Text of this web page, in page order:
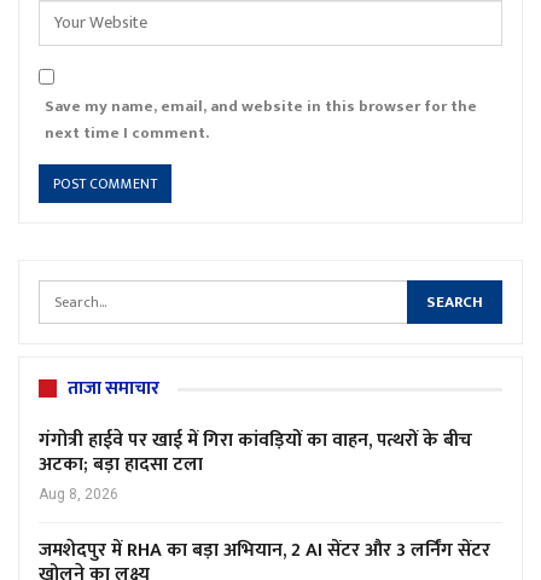
Save my name, email, and website in this browser for the
next time I comment.
ताजा समाचार
गंगोत्री हाईवे पर खाई में गिरा कांवड़ियों का वाहन, पत्थरों के बीच
अटका; बड़ा हादसा टला
Aug 8, 2026
जमशेदपुर में RHA का बड़ा अभियान, 2 AI सेंटर और 3 लर्निंग सेंटर